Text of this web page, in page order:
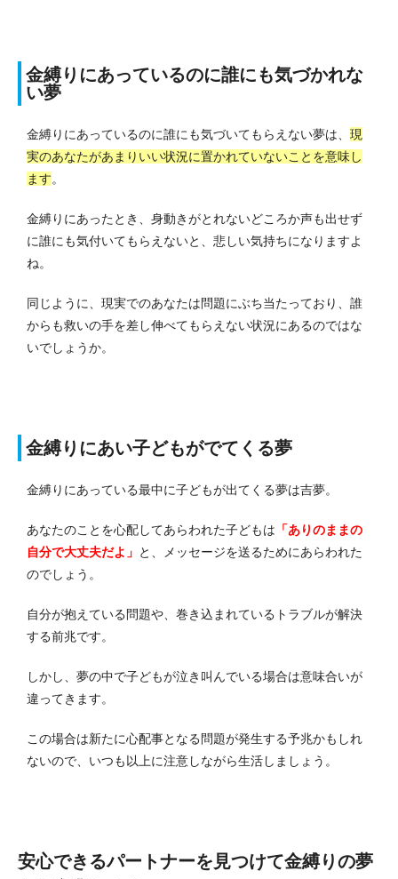
金縛りにあっているのに誰にも気づかれな
い夢
金縛りにあっているのに誰にも気づいてもらえない夢は、 現
実のあなたがあまりいい状況に置かれていないことを意味し
ます。
金縛りにあったとき、身動きがとれないどころか声も出せず
に誰にも気付いてもらえないと、悲しい気持ちになりますよ
ね。
同じように、現実でのあなたは問題にぶち当たっており、誰
からも救いの手を差し伸べてもらえない状況にあるのではな
いでしょうか。
金縛りにあい子どもがでてくる夢
金縛りにあっている最中に子どもが出てくる夢は吉夢。
あなたのことを心配してあらわれた子どもは 「ありのままの
自分で大丈夫だよ」 と、メッセージを送るためにあらわれた
のでしょう。
自分が抱えている問題や、巻き込まれているトラブルが解決
する前兆です。
しかし、夢の中で子どもが泣き叫んでいる場合は意味合いが
違ってきます。
この場合は新たに心配事となる問題が発生する予兆かもしれ
ないので、いつも以上に注意しながら生活しましょう。
安心できるパートナーを見つけて金縛りの夢